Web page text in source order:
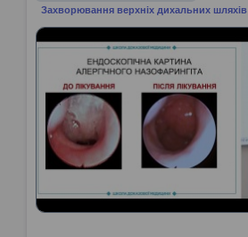
Захворювання верхніх дихальних шляхів